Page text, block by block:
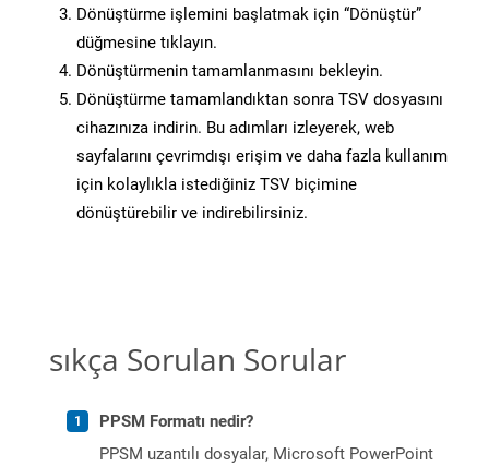
Dönüştürme işlemini başlatmak için “Dönüştür”
düğmesine tıklayın.
Dönüştürmenin tamamlanmasını bekleyin.
Dönüştürme tamamlandıktan sonra TSV dosyasını
cihazınıza indirin. Bu adımları izleyerek, web
sayfalarını çevrimdışı erişim ve daha fazla kullanım
için kolaylıkla istediğiniz TSV biçimine
dönüştürebilir ve indirebilirsiniz.
sıkça Sorulan Sorular
PPSM Formatı nedir?
PPSM uzantılı dosyalar, Microsoft PowerPoint